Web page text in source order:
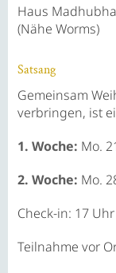
Haus
(Nähe Worms)
Satsang
Gemeinsam
verbringen, ist
1. Woche: Mo.
2. Woche: Mo.
Check-in: 17
Teilnahme vor